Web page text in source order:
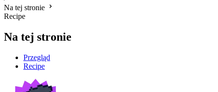
Na tej stronie
Recipe
Na tej stronie
Przegląd
Recipe